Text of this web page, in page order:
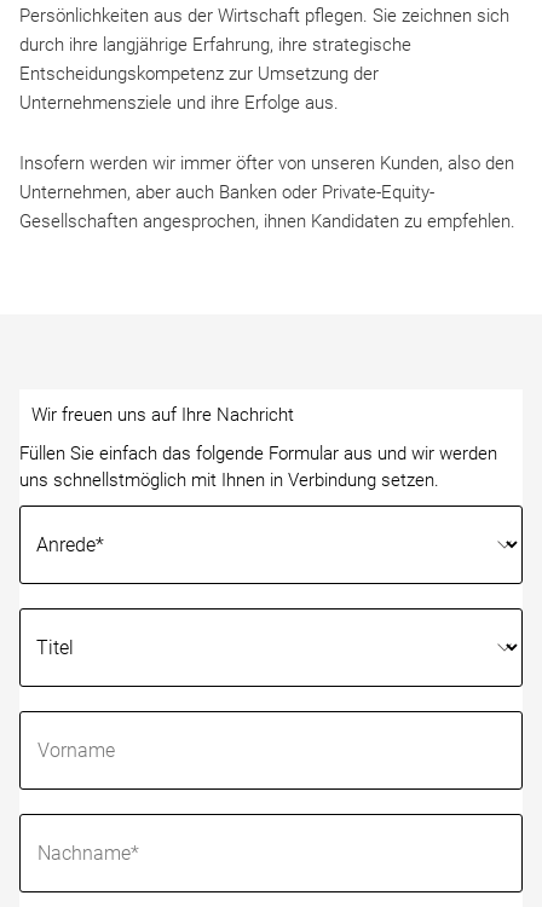
Persönlichkeiten aus der Wirtschaft pflegen. Sie zeichnen sich
durch ihre langjährige Erfahrung, ihre strategische
Entscheidungskompetenz zur Umsetzung der
Unternehmensziele und ihre Erfolge aus.
Insofern werden wir immer öfter von unseren Kunden, also den
Unternehmen, aber auch Banken oder Private-Equity-
Gesellschaften angesprochen, ihnen Kandidaten zu empfehlen.
Wir freuen uns auf Ihre Nachricht
Füllen Sie einfach das folgende Formular aus und wir werden
uns schnellstmöglich mit Ihnen in Verbindung setzen.